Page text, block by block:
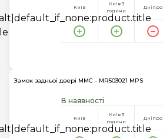
Київ
Київ 3
години
Дніпро
Замок задньої двері MMC - MR503021 MPS
В наявності
Київ
Київ 3
години
Дніпро